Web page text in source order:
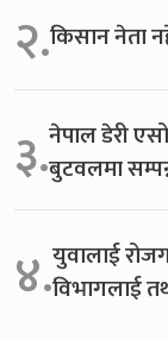
२.किसान नेता
३.नेपाल डेरी
बुटवलमा
४.युवालाई
विभागलाई